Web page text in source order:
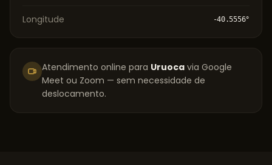
Longitude -40.5556°
Atendimento online para Uruoca via Google
Meet ou Zoom — sem necessidade de
deslocamento.